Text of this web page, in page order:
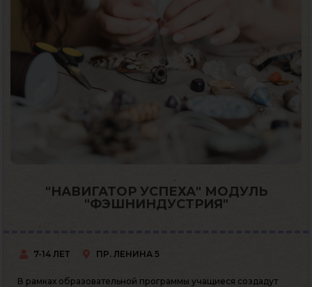
"НАВИГАТОР УСПЕХА" МОДУЛЬ
"ФЭШНИНДУСТРИЯ"
7-14 ЛЕТ ПР. ЛЕНИНА 5
В рамках образовательной программы учащиеся создадут